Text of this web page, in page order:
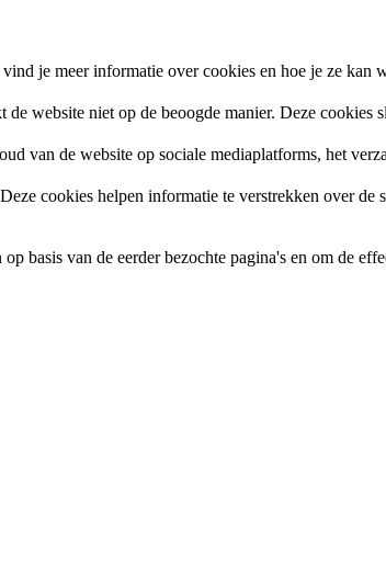
je meer informatie over cookies en hoe je ze kan
website niet op de beoogde manier. Deze cookies
van de website op sociale mediaplatforms, het
cookies helpen informatie te verstrekken over de
basis van de eerder bezochte pagina's en om de